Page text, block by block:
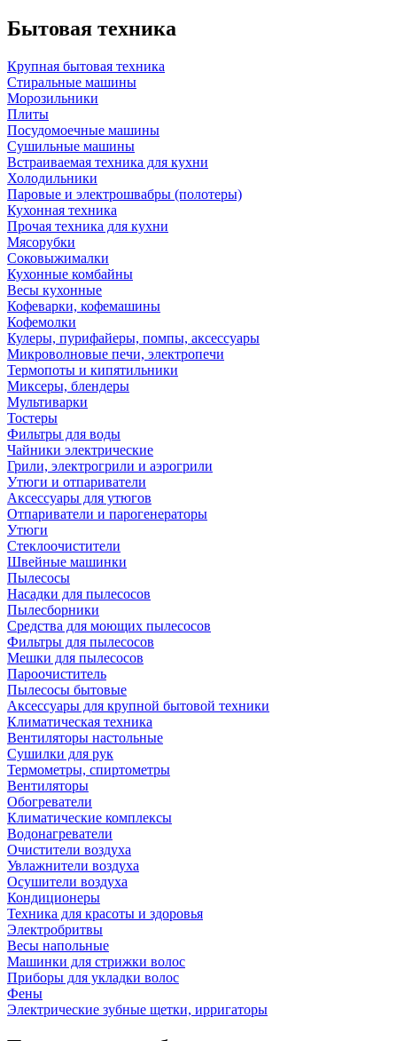
Бытовая техника
Крупная бытовая техника
Стиральные машины
Морозильники
Плиты
Посудомоечные машины
Сушильные машины
Встраиваемая техника для кухни
Холодильники
Паровые и электрошвабры (полотеры)
Кухонная техника
Прочая техника для кухни
Мясорубки
Соковыжималки
Кухонные комбайны
Весы кухонные
Кофеварки, кофемашины
Кофемолки
Кулеры, пурифайеры, помпы, аксессуары
Микроволновые печи, электропечи
Термопоты и кипятильники
Миксеры, блендеры
Мультиварки
Тостеры
Фильтры для воды
Чайники электрические
Грили, электрогрили и аэрогрили
Утюги и отпариватели
Аксессуары для утюгов
Отпариватели и парогенераторы
Утюги
Стеклоочистители
Швейные машинки
Пылесосы
Насадки для пылесосов
Пылесборники
Средства для моющих пылесосов
Фильтры для пылесосов
Мешки для пылесосов
Пароочиститель
Пылесосы бытовые
Аксессуары для крупной бытовой техники
Климатическая техника
Вентиляторы настольные
Сушилки для рук
Термометры, спиртометры
Вентиляторы
Обогреватели
Климатические комплексы
Водонагреватели
Очистители воздуха
Увлажнители воздуха
Осушители воздуха
Кондиционеры
Техника для красоты и здоровья
Электробритвы
Весы напольные
Машинки для стрижки волос
Приборы для укладки волос
Фены
Электрические зубные щетки, ирригаторы